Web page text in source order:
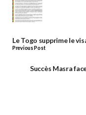
Le Togo supprime le
Previous Post
Succès Masra